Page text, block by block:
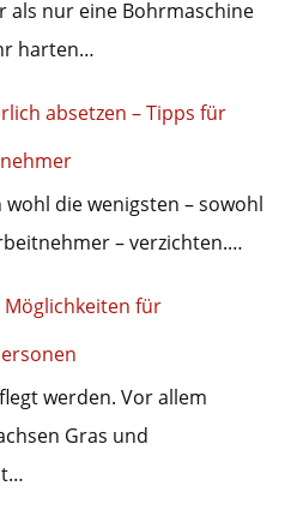
als nur eine Bohrmaschine
harten…
absetzen – Tipps für
die wenigsten – sowohl
– verzichten.…
Möglichkeiten für
werden. Vor allem
Gras und